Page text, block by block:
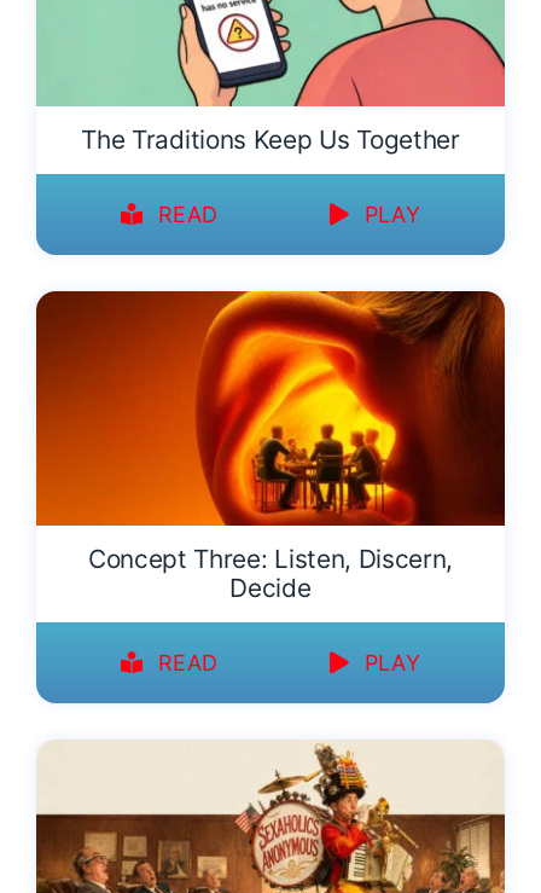
The Traditions Keep Us Together
READ PLAY
Concept Three: Listen, Discern,
Decide
READ PLAY